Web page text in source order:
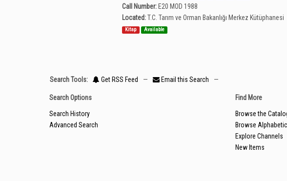
Call Number: E20 MOD 1988
Located:T.C. Tarım ve Orman Bakanlığı Merkez Kütüphanesi
Kitap Available
Search Tools: Get RSS Feed — Email this Search —
Search Options
Search History
Advanced Search
Find More
Browse the
Browse
Explore Channels
New Items